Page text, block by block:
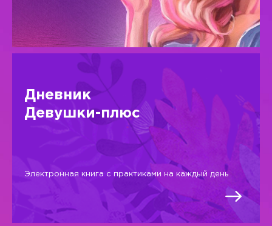
Дневник
Девушки-плюс
Электронная книга с практиками на каждый день